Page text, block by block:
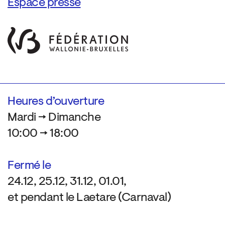
Espace presse
Heures d’ouverture
Mardi → Dimanche
10:00 → 18:00
Fermé le
24.12, 25.12, 31.12, 01.01,
et pendant le Laetare (Carnaval)